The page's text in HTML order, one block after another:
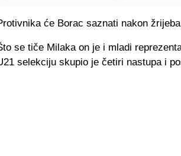
će Borac saznati nakon
se tiče Milaka on je i mladi
selekciju skupio je četiri nastupa i